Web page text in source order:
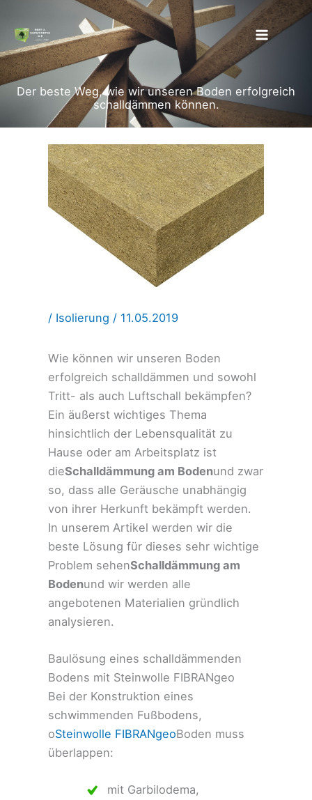
Inhalt
springen
Der beste Weg, wie wir unseren Boden erfolgreich
schalldämmen können.
/ Isolierung / 11.05.2019
Wie können wir unseren Boden
erfolgreich schalldämmen und sowohl
Tritt- als auch Luftschall bekämpfen?
Ein äußerst wichtiges Thema
hinsichtlich der Lebensqualität zu
Hause oder am Arbeitsplatz ist
dieSchalldämmung am Bodenund zwar
so, dass alle Geräusche unabhängig
von ihrer Herkunft bekämpft werden.
In unserem Artikel werden wir die
beste Lösung für dieses sehr wichtige
Problem sehenSchalldämmung am
Bodenund wir werden alle
angebotenen Materialien gründlich
analysieren.
Baulösung eines schalldämmenden
Bodens mit Steinwolle FIBRANgeo
Bei der Konstruktion eines
schwimmenden Fußbodens,
oSteinwolle FIBRANgeoBoden muss
überlappen:
mit Garbilodema,